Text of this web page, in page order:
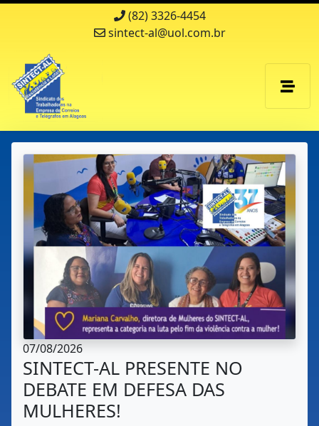
(82) 3326-4454
sintect-al@uol.com.br
06/08/2026
TST DEFERE PROTESTO JUDICIAL
E GARANTE A MANUTENÇÃO DA
DATA-BASE DOS ECETISTAS